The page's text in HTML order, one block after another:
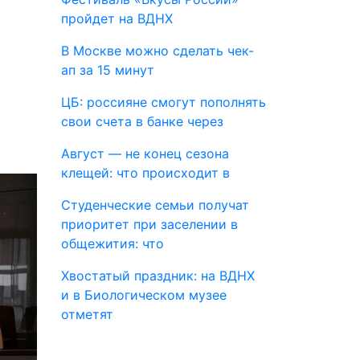
пройдет на ВДНХ
В Москве можно сделать чек-
ап за 15 минут
ЦБ: россияне смогут пополнять
свои счета в банке через
Август — не конец сезона
клещей: что происходит в
Студенческие семьи получат
приоритет при заселении в
общежития: что
Хвостатый праздник: на ВДНХ
и в Биологическом музее
отметят